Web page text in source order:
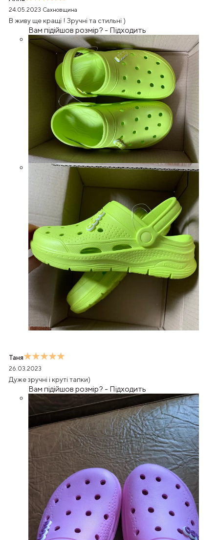
24.05.2023 Сахновщина
В живу ще кращі ! Зручні та стильні )
Вам підійшов розмір? - Підходить
Таня
26.03.2023
Дуже зручні і круті тапки)
Вам підійшов розмір? - Підходить